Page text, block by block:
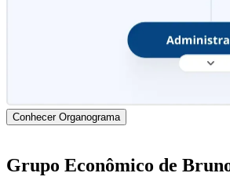
Conhecer Organograma
Grupo Econômico de